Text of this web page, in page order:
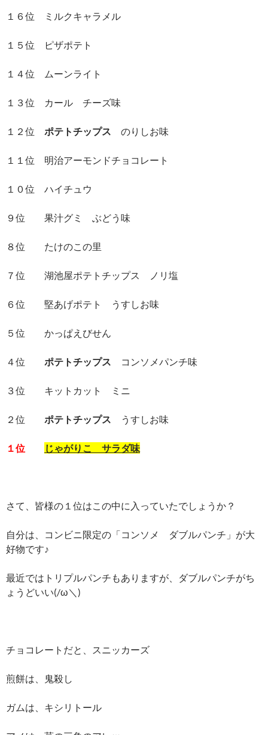
１６位 ミルクキャラメル
１５位 ピザポテト
１４位 ムーンライト
１３位 カール チーズ味
１２位 ポテトチップス のりしお味
１１位 明治アーモンドチョコレート
１０位 ハイチュウ
９位 果汁グミ ぶどう味
８位 たけのこの里
７位 湖池屋ポテトチップス ノリ塩
６位 堅あげポテト うすしお味
５位 かっぱえびせん
４位 ポテトチップス コンソメパンチ味
３位 キットカット ミニ
２位 ポテトチップス うすしお味
１位 じゃがりこ サラダ味
さて、皆様の１位はこの中に入っていたでしょうか？
自分は、コンビニ限定の「コンソメ ダブルパンチ」が大
好物です♪
最近ではトリプルパンチもありますが、ダブルパンチがち
ょうどいい(/ω＼)
チョコレートだと、スニッカーズ
煎餅は、鬼殺し
ガムは、キシリトール